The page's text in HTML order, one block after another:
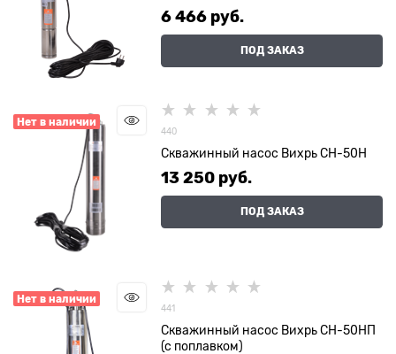
6 466 руб.
ПОД ЗАКАЗ
Нет в наличии
440
Скважинный насос Вихрь СН-50Н
13 250 руб.
ПОД ЗАКАЗ
Нет в наличии
441
Скважинный насос Вихрь СН-50НП
(с поплавком)